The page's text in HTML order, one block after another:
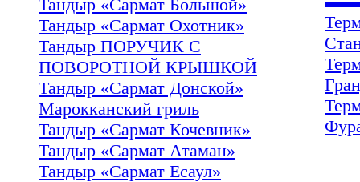
Тандыр «Сармат Большой»
Тандыр «Сармат Охотник»
Тандыр ПОРУЧИК С
ПОВОРОТНОЙ КРЫШКОЙ
Тандыр «Сармат Донской»
Марокканский гриль
Тандыр «Сармат Кочевник»
Тандыр «Сармат Атаман»
Тандыр «Сармат Есаул»